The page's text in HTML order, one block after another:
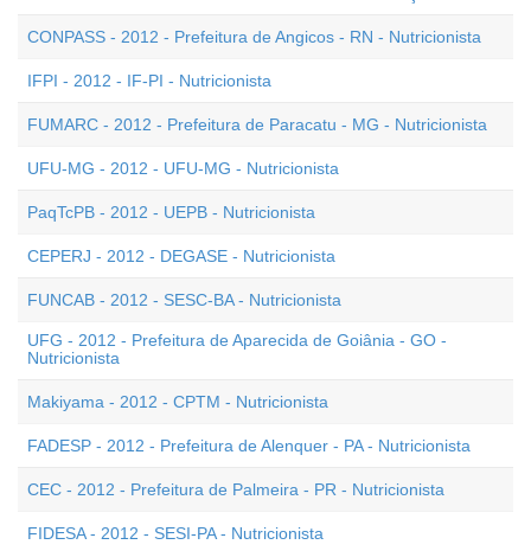
CONPASS - 2012 - Prefeitura de Angicos - RN - Nutricionista
IFPI - 2012 - IF-PI - Nutricionista
FUMARC - 2012 - Prefeitura de Paracatu - MG - Nutricionista
UFU-MG - 2012 - UFU-MG - Nutricionista
PaqTcPB - 2012 - UEPB - Nutricionista
CEPERJ - 2012 - DEGASE - Nutricionista
FUNCAB - 2012 - SESC-BA - Nutricionista
UFG - 2012 - Prefeitura de Aparecida de Goiânia - GO -
Nutricionista
Makiyama - 2012 - CPTM - Nutricionista
FADESP - 2012 - Prefeitura de Alenquer - PA - Nutricionista
CEC - 2012 - Prefeitura de Palmeira - PR - Nutricionista
FIDESA - 2012 - SESI-PA - Nutricionista